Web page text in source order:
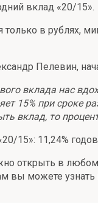
через
вклад «20/15».
только в рублях,
Пелевин,
вклада нас
15% при сроке
вклад, то
15»: 11,24%
открыть в
вы можете узнать